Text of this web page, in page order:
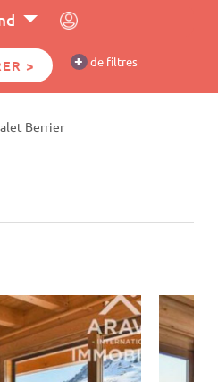
> + de filtres
Berrier